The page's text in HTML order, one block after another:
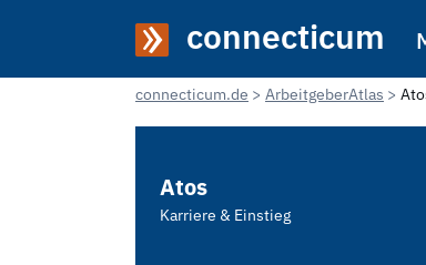
connecticum
connecticum.de ArbeitgeberAtlas
Atos
Karriere & Einstieg